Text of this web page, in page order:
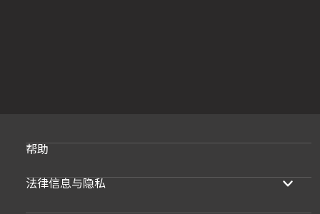
帮助
法律信息与隐私